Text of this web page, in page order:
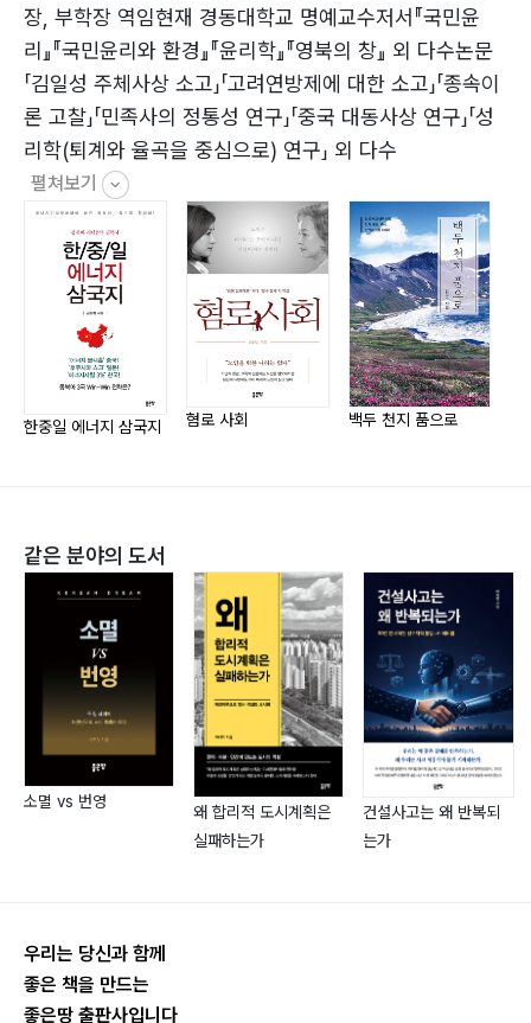
임 <1> 코빅타 프로젝트 <2> 사할린 프로젝트Ⅲ. 중국의
에너지안보 … 791. 중국의 에너지안보딜레마 ? 80(1) 심
각한 대외의존 <1> 석유 <2> 천연가스 <3> 석탄(2) 말
라카 딜레마2. 에너지안보딜레마의 타개 ? 90(1) 해외 개
척과 수입선 다변화(2) 말라카 딜레마의 타개 <1> 해상
수송로 <2> 육상 수송로(3) 전략석유비축(4) 친환경·저
탄소 에너지정책3. 중국 에너지 위협론 ? 106(1) 중국 에
너지 위협론의 연혁(2) 중국의 반박4. 중국의 다자주의 에
너지안보정책 ? 114(1) 1단계(1978~1992년): ‘引進?(외
국 유인)’(2) 2단계(1993~2005년): ‘走出去(해외 개척)’
<1> ‘走出去’의 배경 <2> ‘走出去’의 발전 <3> ‘走出
去’와 정상외교 <4> ‘走出去’의 두 첨병 <5> ‘走出
去’의 부작용(3) 3단계(2006년~): ‘新能源安全觀(신에
(2) 천연가스(3) 원자력2. 원전 재개와 에너지 믹스 재편
? 150(1) ‘원전 제로’ 폐기(2) 2030 에너지 믹스3. 신재
생에너지의 강자 ? 153(1) 태양광발전(2) 풍력발전(3) 지
열발전(4) 바이오매스Ⅴ. 한국의 에너지안보 … 1741. 에너
지안보 후진국 ? 162(1) 석유 <1> 심각한 중동 의존도
<2> 해외 탐사 & 개발 <3> 전략석유비축(2) 천연가스
(3) 석탄(4) 원자력2. 산유국 꿈과 자주개발률 함정 ?
174(1) 산유국 꿈(2) 자주개발률 함정3. 에너지정책의 전
환 ? 179(1) 공급 확대에서 수요 관리로(2) 신재생에너지
활성화Ⅵ. 동북아 에너지협력 가능성 … 1831. 수요 측면
원전 대신 천연가스 <2> 원전 안전 공조(3) 에너지 허브
와 에너지 스왑2. 공급 측면 ? 195?(1) 러시아의 동진(2)
셰일가스 혁명3. 지속가능한 에너지 소비 ? 202(1) 에너
장, 부학장 역임현재 경동대학교 명예교수저서『국민윤
리』『국민윤리와 환경』『윤리학』『영북의 창』 외 다수논문
「김일성 주체사상 소고」「고려연방제에 대한 소고」「종속이
론 고찰」「민족사의 정통성 연구」「중국 대동사상 연구」「성
리학(퇴계와 율곡을 중심으로) 연구」 외 다수
펼쳐보기
한중일 에너지 삼국지 혐로 사회 백두 천지 품으로
같은 분야의 도서
소멸 vs 번영
왜 합리적 도시계획은
실패하는가
건설사고는 왜 반복되
는가
우리는 당신과 함께
좋은 책을 만드는
좋은땅 출판사입니다